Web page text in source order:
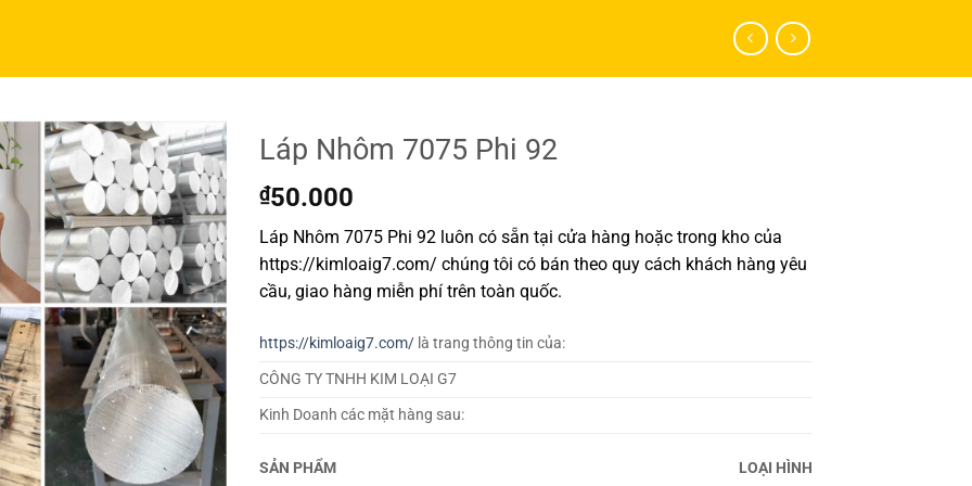
Láp Nhôm 7075 Phi 92
₫50.000
Láp Nhôm 7075 Phi 92 luôn có sẵn tại cửa hàng hoặc trong kho của
https://kimloaig7.com/ chúng tôi có bán theo quy cách khách hàng yêu
cầu, giao hàng miễn phí trên toàn quốc.
https://kimloaig7.com/ là trang thông tin của:
CÔNG TY TNHH KIM LOẠI G7
Kinh Doanh các mặt hàng sau:
SẢN PHẨM LOẠI HÌNH